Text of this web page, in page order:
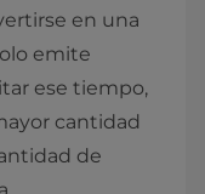
en una
emite
ese tiempo,
cantidad
de